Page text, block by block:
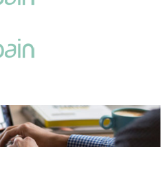
De Andrés Pérez2022-